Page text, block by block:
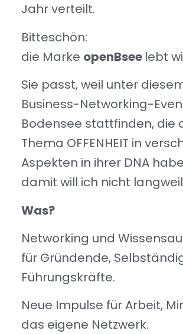
Jahr verteilt.
Bitteschön:
die Marke openBsee lebt
Sie passt, weil unter
Business-Networking-
Bodensee stattfinden, die
Thema OFFENHEIT in
Aspekten in ihrer DNA
damit will ich nicht
Was?
Networking und
für Gründende,
Führungskräfte.
Neue Impulse für Arbeit,
das eigene Netzwerk.